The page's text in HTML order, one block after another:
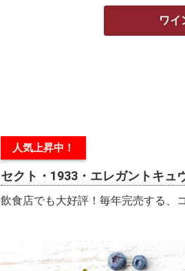
ワイ
人気上昇中！
セクト・1933・エレガントキュ
飲食店でも大好評！毎年完売する、